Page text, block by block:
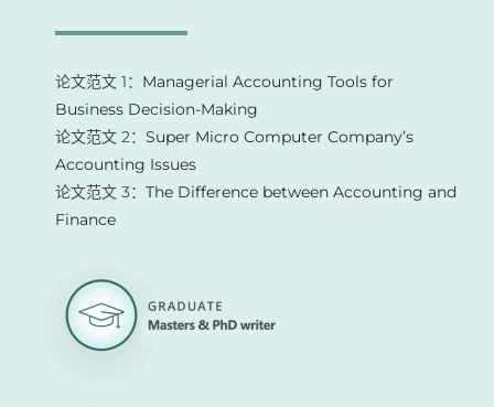
论文范文 1： Managerial Accounting Tools for
Business Decision-Making
论文范文 2： Super Micro Computer Company’s
Accounting Issues
论文范文 3： The Difference between Accounting and
Finance